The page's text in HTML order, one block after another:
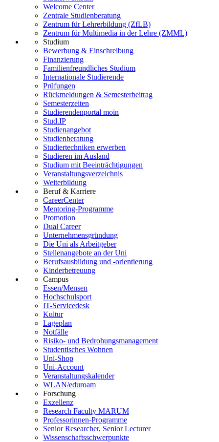
Welcome Center
Zentrale Studienberatung
Zentrum für Lehrerbildung (ZfLB)
Zentrum für Multimedia in der Lehre (ZMML)
Studium
Bewerbung & Einschreibung
Finanzierung
Familienfreundliches Studium
Internationale Studierende
Prüfungen
Rückmeldungen & Semesterbeitrag
Semesterzeiten
Studierendenportal moin
Stud.IP
Studienangebot
Studienberatung
Studiertechniken erwerben
Studieren im Ausland
Studium mit Beeinträchtigungen
Veranstaltungsverzeichnis
Weiterbildung
Beruf & Karriere
CareerCenter
Mentoring-Programme
Promotion
Dual Career
Unternehmensgründung
Die Uni als Arbeitgeber
Stellenangebote an der Uni
Berufsausbildung und -orientierung
Kinderbetreuung
Campus
Essen/Mensen
Hochschulsport
IT-Servicedesk
Kultur
Lageplan
Notfälle
Risiko- und Bedrohungsmanagement
Studentisches Wohnen
Uni-Shop
Uni-Account
Veranstaltungskalender
WLAN/eduroam
Forschung
Exzellenz
Research Faculty MARUM
Professorinnen-Programme
Senior Researcher, Senior Lecturer
Wissenschaftsschwerpunkte